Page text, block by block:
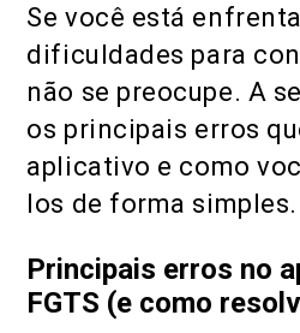
Se você está
dificuldades para
não se preocupe. A
os principais erros
aplicativo e como
los de forma simples.
Principais erros no
FGTS (e como